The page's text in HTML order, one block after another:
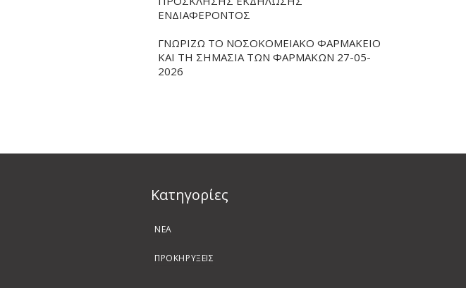
ΕΝΔΙΑΦΕΡΟΝΤΟΣ
ΓΝΩΡΙΖΩ ΤΟ ΝΟΣΟΚΟΜΕΙΑΚΟ ΦΑΡΜΑΚΕΙΟ
ΚΑΙ ΤΗ ΣΗΜΑΣΙΑ ΤΩΝ ΦΑΡΜΑΚΩΝ 27-05-
2026
Kατηγορίες
ΝΕΑ
ΠΡΟΚΗΡΥΞΕΙΣ